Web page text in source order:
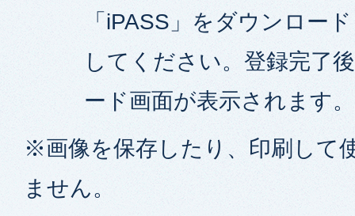
「iPASS」をダウンロー
してください。登録完了
ード画面が表示されます。
※画像を保存したり、印刷して
ません。